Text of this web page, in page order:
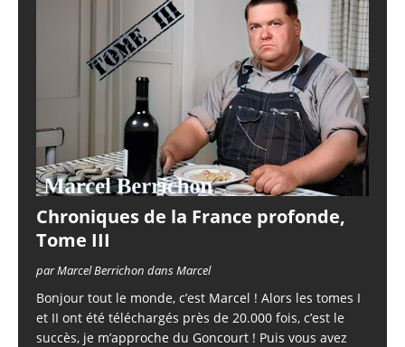
Chroniques de la France profonde,
Tome III
par Marcel Berrichon dans Marcel
Bonjour tout le monde, c’est Marcel ! Alors les tomes I
et II ont été téléchargés près de 20.000 fois, c’est le
succès, je m’approche du Goncourt ! Puis vous avez